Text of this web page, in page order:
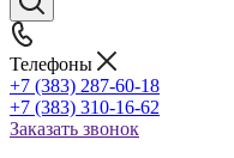
Телефоны
+7 (383) 287-60-18
+7 (383) 310-16-62
Заказать звонок